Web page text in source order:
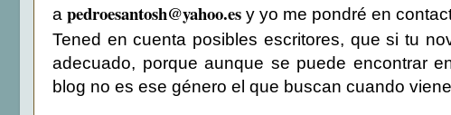
a pedroesantosh@yahoo.es y yo me pondré en
Tened en cuenta posibles escritores, que si tu
adecuado, porque aunque se puede encontrar
blog no es ese género el que buscan cuando